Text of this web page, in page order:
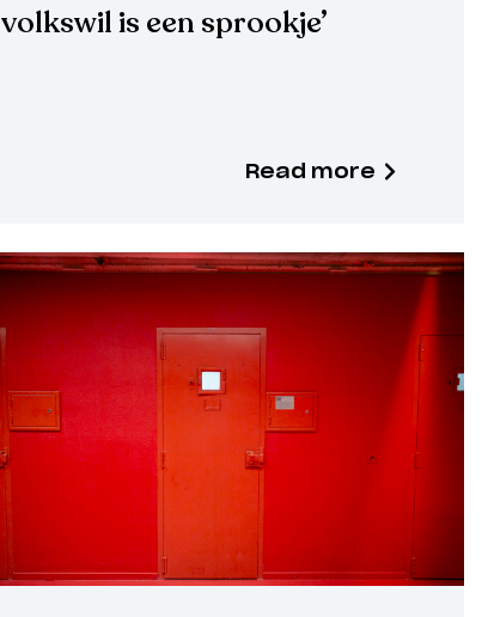
volkswil is een sprookje’
Read more